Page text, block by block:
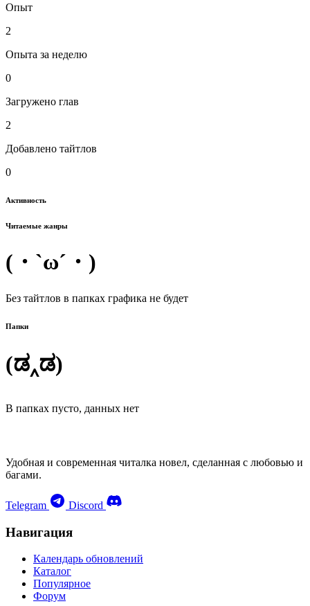
Опыт
2
Опыта за неделю
0
Загружено глав
2
Добавлено тайтлов
0
Активность
Читаемые жанры
(・`ω´・)
Без тайтлов в папках графика не будет
Папки
(ಡ‸ಡ)
В папках пусто, данных нет
Удобная и современная читалка новел, сделанная с любовью и
багами.
Telegram Discord
Навигация
Календарь обновлений
Каталог
Популярное
Форум